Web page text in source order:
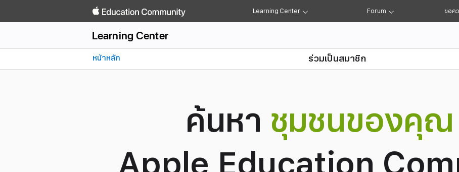
Learning Center
Learning Center
สํารวจ Learning Center
Forum
Forum
สํารวจ Forum
ขอค
รับความช่วยเหลือ
FAQ
จัดการ
ลงชื่อเข้าใช้
Learning Center
หน้าหลัก ร่วมเป็นสมาชิก
ค้นหา ชุมชนของคุณ